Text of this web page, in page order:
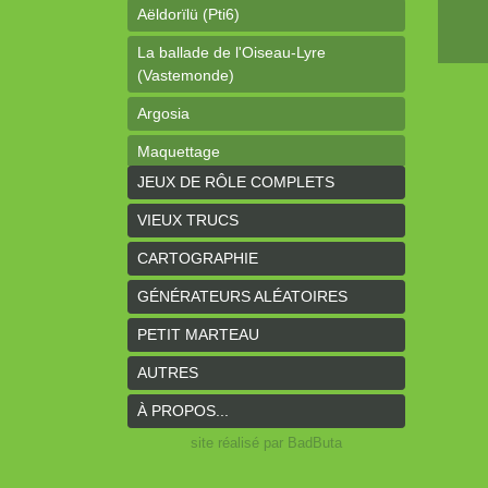
Aëldorïlü (Pti6)
La ballade de l'Oiseau-Lyre
(Vastemonde)
Argosia
Maquettage
Ophéis (Dragon de poche)
L'anneau des Empereurs (Coeurs
Vaillants)
Davy Jones (cartes)
Davy Jones (background)
Sur la route (Coeurs Vaillants)
Earthdawn (Coeurs Vaillants)
Titan&Fils 2020
JEUX DE RÔLE COMPLETS
VIEUX TRUCS
CARTOGRAPHIE
GÉNÉRATEURS ALÉATOIRES
PETIT MARTEAU
AUTRES
À PROPOS...
site réalisé par BadButa